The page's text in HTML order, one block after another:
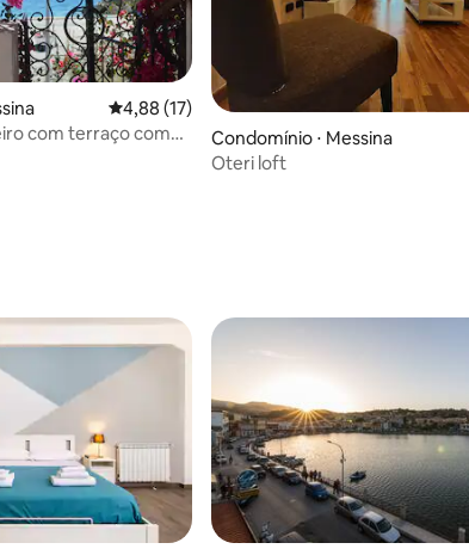
5, 17 avaliações
4,88 de uma avaliação média de 5, 17
4,88 (17)
com terraço com
Condomínio ⋅ Messina
Oteri loft